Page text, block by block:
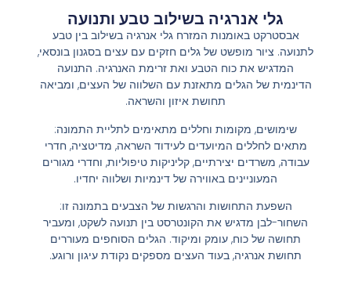
הקטנת גופן
הגדלת גופן
גופן קריא
ניגודיות בהירה
ניגודיות כהה
הוסף קו תחתון לקישורים
סמן קישורים
לאפס
את
כל
השארת משוב
גלי אנרגיה בשילוב טבע ותנועה
אבסטרקט באומנות המזרח גלי אנרגיה בשילוב בין טבע
לתנועה. ציור מופשט של גלים חזקים עם עצים בסגנון בונסאי,
המדגיש את כוח הטבע ואת זרימת האנרגיה. התנועה
הדינמית של הגלים מתאזנת עם השלווה של העצים, ומביאה
תחושת איזון והשראה.
שימושים, מקומות וחללים מתאימים לתליית התמונה:
מתאים לחללים המיועדים לעידוד השראה, מדיטציה, חדרי
עבודה, משרדים יצירתיים, קליניקות טיפוליות, וחדרי מגורים
המעוניינים באווירה של דינמיות ושלווה יחדיו.
השפעת התחושות והרגשות של הצבעים בתמונה זו:
השחור-לבן מדגיש את הקונטרסט בין תנועה לשקט, ומעביר
תחושה של כוח, עומק ומיקוד. הגלים הסוחפים מעוררים
תחושת אנרגיה, בעוד העצים מספקים נקודת עיגון ורוגע.